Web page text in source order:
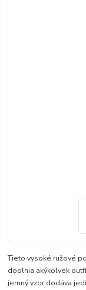
Tieto vysoké ružové
doplnia akýkoľvek
jemný vzor dodáva